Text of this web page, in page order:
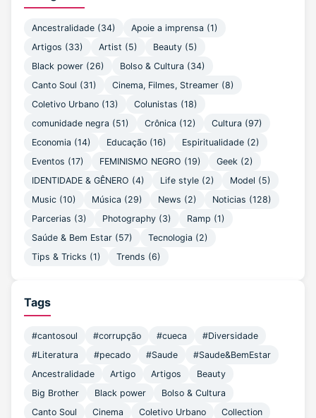
Ancestralidade (34) Apoie a imprensa (1)
Artigos (33) Artist (5) Beauty (5)
Black power (26) Bolso & Cultura (34)
Canto Soul (31) Cinema, Filmes, Streamer (8)
Coletivo Urbano (13) Colunistas (18)
comunidade negra (51) Crônica (12) Cultura (97)
Economia (14) Educação (16) Espiritualidade (2)
Eventos (17) FEMINISMO NEGRO (19) Geek (2)
IDENTIDADE & GÊNERO (4) Life style (2) Model (5)
Music (10) Música (29) News (2) Noticias (128)
Parcerias (3) Photography (3) Ramp (1)
Saúde & Bem Estar (57) Tecnologia (2)
Tips & Tricks (1) Trends (6)
Tags
#cantosoul #corrupção #cueca
#Diversidade
#Literatura
#pecado #Saude
#Saude&BemEstar
Ancestralidade
Artigo Artigos
Beauty
Big Brother
Black power
Bolso & Cultura
Canto Soul
Cinema Coletivo Urbano
Collection